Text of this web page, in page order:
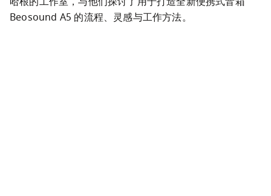
Beosound A5 的流程、灵感与工作方法。